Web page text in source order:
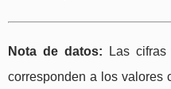
Nota de datos: Las cifras
corresponden a los valores